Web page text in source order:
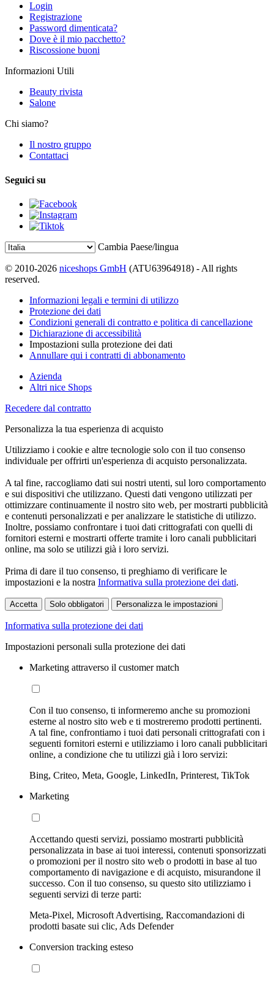
Login
Registrazione
Password dimenticata?
Dove è il mio pacchetto?
Riscossione buoni
Informazioni Utili
Beauty rivista
Salone
Chi siamo?
Il nostro gruppo
Contattaci
Seguici su
Cambia Paese/lingua
© 2010-2026 niceshops GmbH (ATU63964918) - All rights
reserved.
Informazioni legali e termini di utilizzo
Protezione dei dati
Condizioni generali di contratto e politica di cancellazione
Dichiarazione di accessibilità
Impostazioni sulla protezione dei dati
Annullare qui i contratti di abbonamento
Azienda
Altri nice Shops
Recedere dal contratto
Personalizza la tua esperienza di acquisto
Utilizziamo i cookie e altre tecnologie solo con il tuo consenso
individuale per offrirti un'esperienza di acquisto personalizzata.
A tal fine, raccogliamo dati sui nostri utenti, sul loro comportamento
e sui dispositivi che utilizzano. Questi dati vengono utilizzati per
ottimizzare continuamente il nostro sito web, per mostrarti pubblicità
e contenuti personalizzati e per analizzare le statistiche di utilizzo.
Inoltre, possiamo confrontare i tuoi dati crittografati con quelli di
fornitori esterni e mostrarti offerte tramite i loro canali pubblicitari
online, ma solo se utilizzi già i loro servizi.
Prima di dare il tuo consenso, ti preghiamo di verificare le
impostazioni e la nostra Informativa sulla protezione dei dati.
Accetta Solo obbligatori Personalizza le impostazioni
Informativa sulla protezione dei dati
Impostazioni personali sulla protezione dei dati
Marketing attraverso il customer match
Con il tuo consenso, ti informeremo anche su promozioni
esterne al nostro sito web e ti mostreremo prodotti pertinenti.
A tal fine, confrontiamo i tuoi dati personali crittografati con i
seguenti fornitori esterni e utilizziamo i loro canali pubblicitari
online, a condizione che tu utilizzi già i loro servizi:
Bing, Criteo, Meta, Google, LinkedIn, Printerest, TikTok
Marketing
Accettando questi servizi, possiamo mostrarti pubblicità
personalizzata in base ai tuoi interessi, contenuti sponsorizzati
o promozioni per il nostro sito web o prodotti in base al tuo
comportamento di navigazione e di acquisto, misurandone il
successo. Con il tuo consenso, su questo sito utilizziamo i
seguenti servizi di terze parti:
Meta-Pixel, Microsoft Advertising, Raccomandazioni di
prodotti basate sui clic, Ads Defender
Conversion tracking esteso